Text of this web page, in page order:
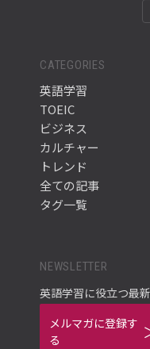
CATEGORIES
英語学習
TOEIC
ビジネス
カルチャー
トレンド
全ての記事
タグ一覧
NEWSLETTER
英語学習に役立つ最
メルマガに登録す
る